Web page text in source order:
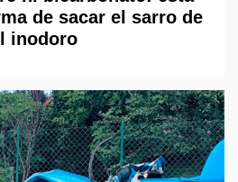
de sacar el sarro de
inodoro